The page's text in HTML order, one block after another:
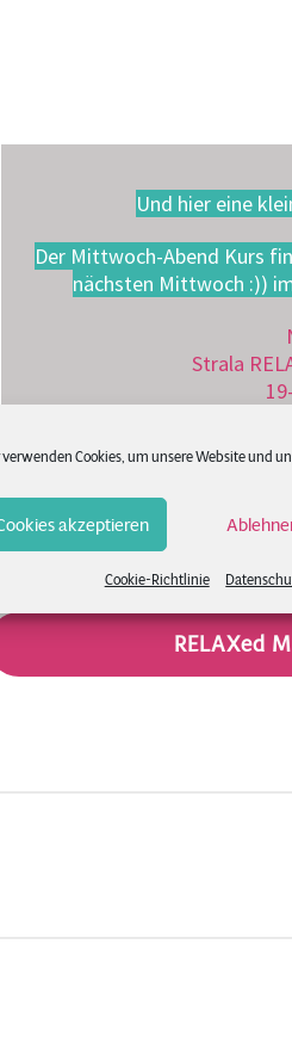
Cookies, um unsere Website und
akzeptieren
Cookie-Richtlinie
Und hier eine
Der Mittwoch-Abend Kurs
nächsten Mittwoch :))
Strala
Wir hoffen, dass das
RELAXed